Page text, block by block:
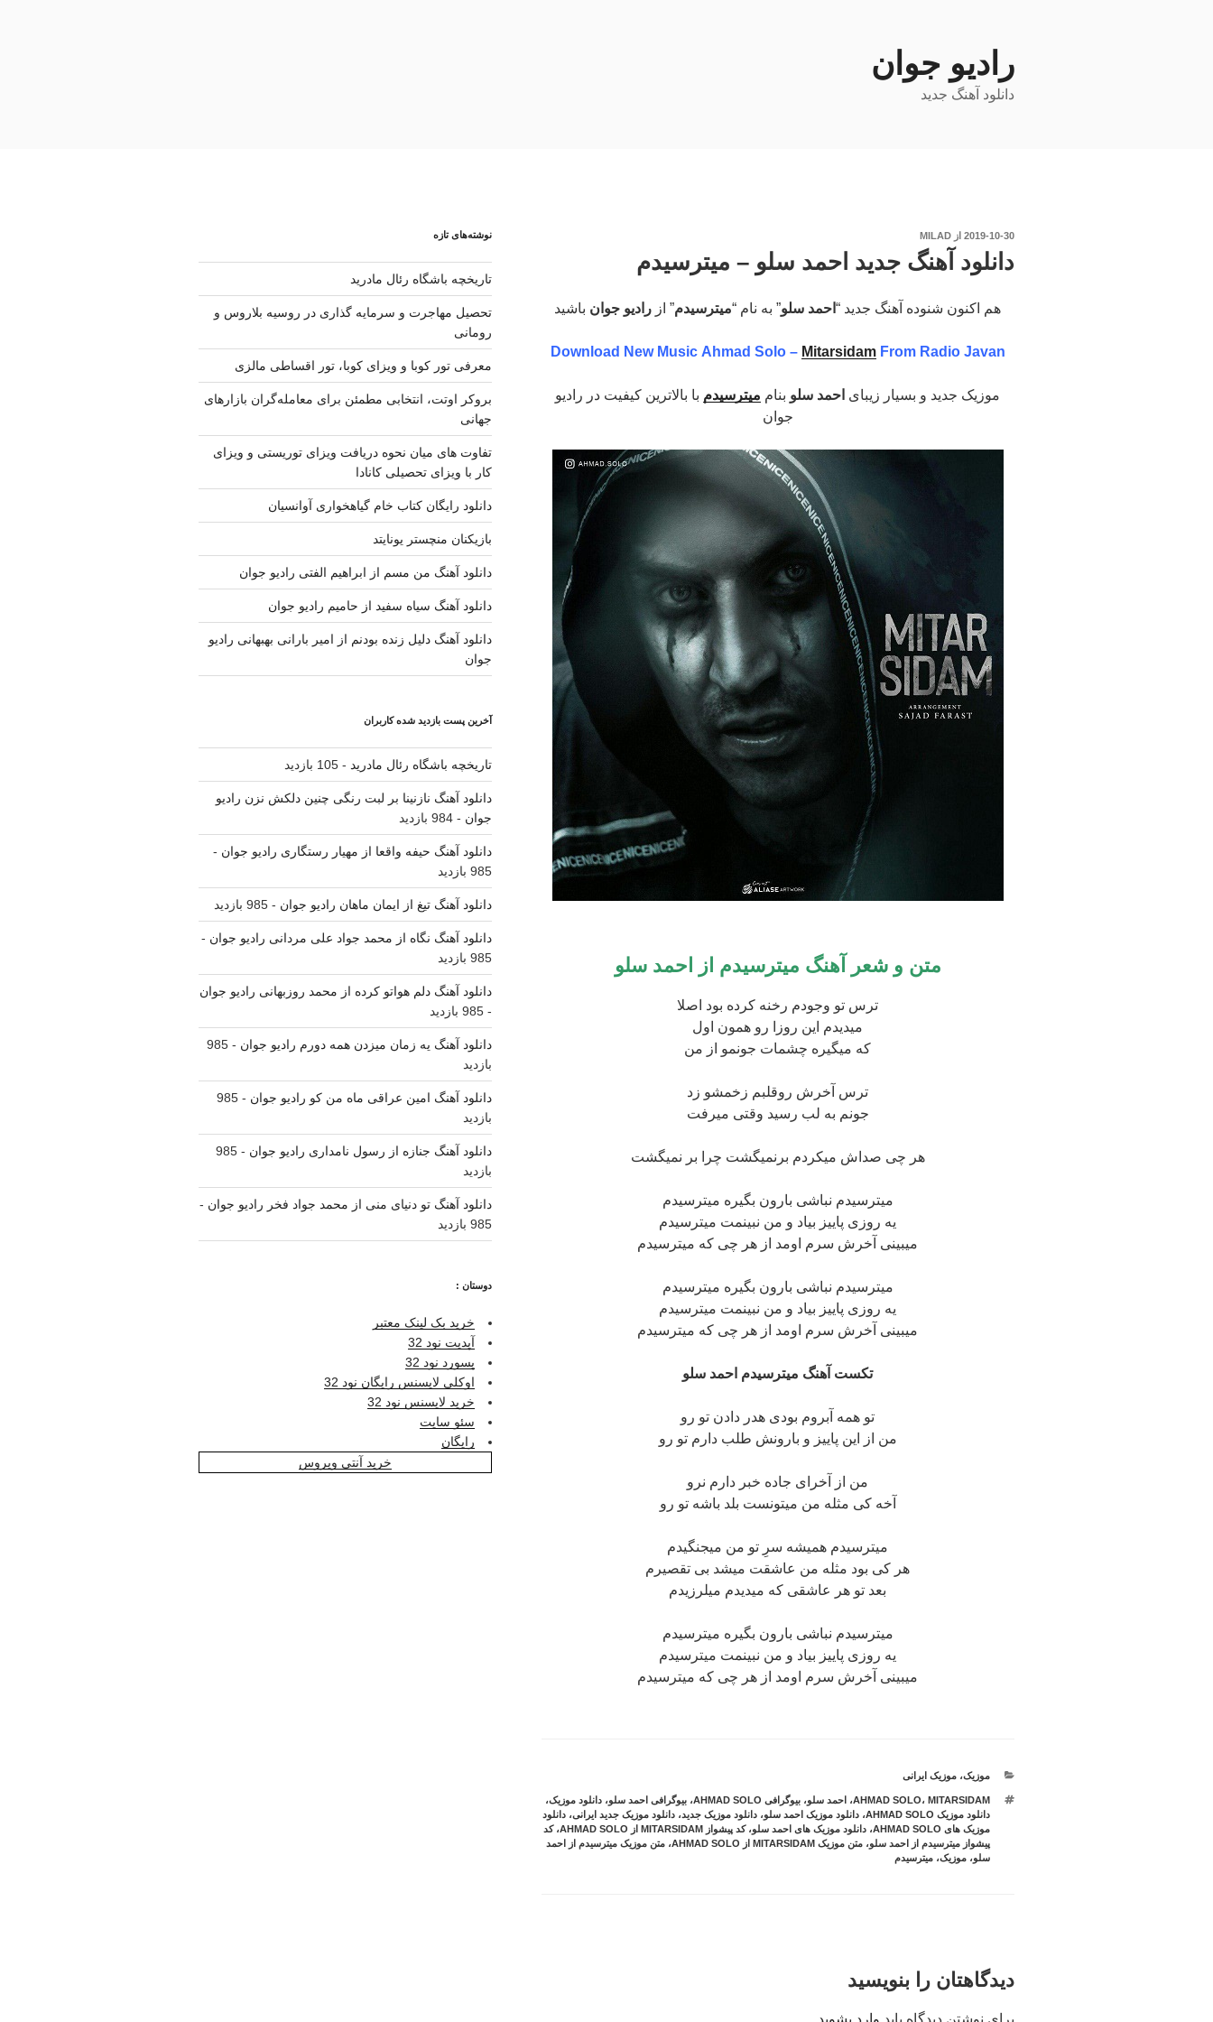
رادیو جوان
دانلود آهنگ جدید
نوشته‌شده
2019-10-30 از MILAD
دانلود آهنگ جدید احمد سلو – میترسیدم
هم اکنون شنوده آهنگ جدید “احمد سلو” به نام “میترسیدم” از رادیو جوان باشید
Download New Music Ahmad Solo – MitarsidamFrom Radio Javan
موزیک جدید و بسیار زیبای احمد سلو بنام میترسیدم با بالاترین کیفیت در رادیو
جوان
متن و شعر آهنگ میترسیدم از احمد سلو
ترس تو وجودم رخنه کرده بود اصلا
میدیدم این روزا رو همون اول
که میگیره چشمات جونمو از من
ترس آخرش روقلبم زخمشو زد
جونم به لب رسید وقتی میرفت
هر چی صداش میکردم برنمیگشت چرا بر نمیگشت
میترسیدم نباشی بارون بگیره میترسیدم
یه روزی پاییز بیاد و من نبینمت میترسیدم
میبینی آخرش سرم اومد از هر چی که میترسیدم
میترسیدم نباشی بارون بگیره میترسیدم
یه روزی پاییز بیاد و من نبینمت میترسیدم
میبینی آخرش سرم اومد از هر چی که میترسیدم
تکست آهنگ میترسیدم احمد سلو
تو همه آبروم بودی هدر دادن تو رو
من از این پاییز و بارونش طلب دارم تو رو
من از آخرای جاده خبر دارم نرو
آخه کی مثله من میتونست بلد باشه تو رو
میترسیدم همیشه سرِ تو من میجنگیدم
هر کی بود مثله من عاشقت میشد بی تقصیرم
بعد تو هر عاشقی که میدیدم میلرزیدم
میترسیدم نباشی بارون بگیره میترسیدم
یه روزی پاییز بیاد و من نبینمت میترسیدم
میبینی آخرش سرم اومد از هر چی که میترسیدم
دسته‌ها
موزیک،موزیک ایرانی
برچسب‌ها AHMAD SOLO، MITARSIDAM ، احمد سلو،بیوگرافی AHMAD SOLO ،بیوگرافی احمد سلو،دانلود موزیک،
دانلود موزیک AHMAD SOLO
،دانلود موزیک احمد سلو،دانلود موزیک جدید،دانلود موزیک جدید ایرانی،دانلود
موزیک های AHMAD SOLO
،دانلود موزیک های احمد سلو،کد پیشواز MITARSIDAM از AHMAD SOLO ،کد
پیشواز میترسیدم از احمد سلو،متن موزیک MITARSIDAM از AHMAD SOLO ،متن موزیک میترسیدم از احمد
سلو،موزیک،میترسیدم
دیدگاهتان را بنویسید
نوشته‌های تازه
تاریخچه باشگاه رئال مادرید
تحصیل مهاجرت و سرمایه گذاری در روسیه بلاروس و
رومانی
معرفی تور کوبا و ویزای کوبا، تور اقساطی مالزی
بروکر اوتت، انتخابی مطمئن برای معامله‌گران بازارهای
جهانی
تفاوت های میان نحوه دریافت ویزای توریستی و ویزای
کار با ویزای تحصیلی کانادا
دانلود رایگان کتاب خام گیاهخواری آوانسیان
بازیکنان منچستر یونایتد
دانلود آهنگ من مسم از ابراهیم الفتی رادیو جوان
دانلود آهنگ سیاه سفید از حامیم رادیو جوان
دانلود آهنگ دلیل زنده بودنم از امیر بارانی بهبهانی رادیو
جوان
آخرین پست بازدید شده کاربران
تاریخچه باشگاه رئال مادرید - 105 بازدید
دانلود آهنگ نازنینا بر لبت رنگی چنین دلکش نزن رادیو
جوان - 984 بازدید
دانلود آهنگ حیفه واقعا از مهیار رستگاری رادیو جوان -
985 بازدید
دانلود آهنگ تیغ از ایمان ماهان رادیو جوان - 985 بازدید
دانلود آهنگ نگاه از محمد جواد علی مردانی رادیو جوان -
985 بازدید
دانلود آهنگ دلم هواتو کرده از محمد روزبهانی رادیو جوان
- 985 بازدید
دانلود آهنگ یه زمان میزدن همه دورم رادیو جوان
- 985
بازدید
دانلود آهنگ امین عراقی ماه من کو رادیو جوان
- 985
بازدید
دانلود آهنگ جنازه از رسول نامداری رادیو جوان
- 985
بازدید
دانلود آهنگ تو دنیای منی از محمد جواد فخر رادیو جوان -
985 بازدید
دوستان :
خرید بک لینک معتبر
آپدیت نود 32
پسورد نود 32
اوکلی لایسنس رایگان نود 32
خرید لایسنس نود 32
سئو سایت
رایگان
خرید آنتی ویروس